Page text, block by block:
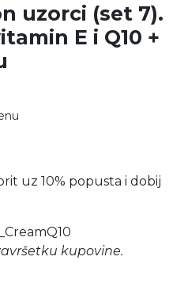
uzorci (set 7).
E i Q10 +
uz 10% popusta i dobij
kupovine.